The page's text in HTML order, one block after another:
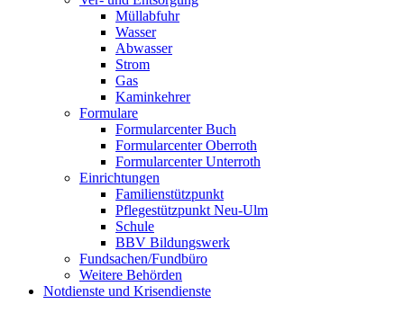
Müllabfuhr
Wasser
Abwasser
Strom
Gas
Kaminkehrer
Formulare
Formularcenter Buch
Formularcenter Oberroth
Formularcenter Unterroth
Einrichtungen
Familienstützpunkt
Pflegestützpunkt Neu-Ulm
Schule
BBV Bildungswerk
Fundsachen/Fundbüro
Weitere Behörden
Notdienste und Krisendienste